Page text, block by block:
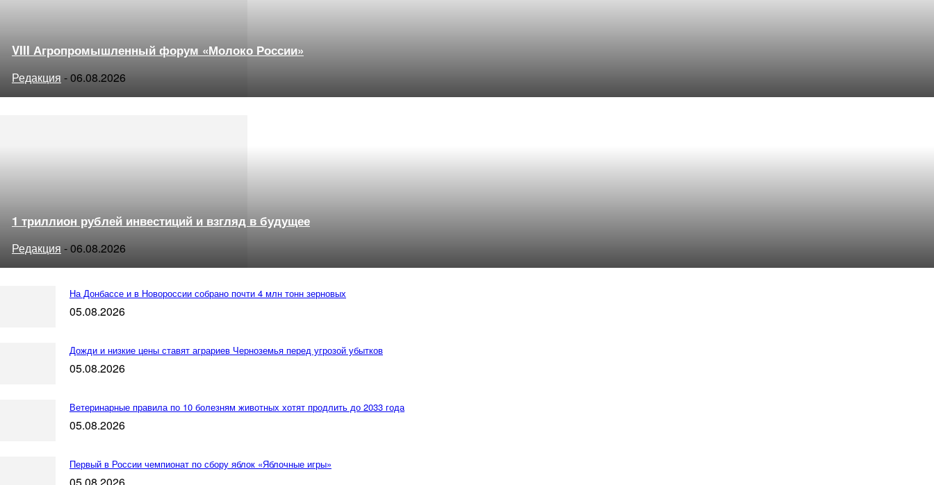
VIII Агропромышленный форум «Молоко России»
Редакция -06.08.2026
1 триллион рублей инвестиций и взгляд в будущее
Редакция -06.08.2026
На Донбассе и в Новороссии собрано почти 4 млн тонн зерновых
05.08.2026
Дожди и низкие цены ставят аграриев Черноземья перед угрозой убытков
05.08.2026
Ветеринарные правила по 10 болезням животных хотят продлить до 2033 года
05.08.2026
Первый в России чемпионат по сбору яблок «Яблочные игры»